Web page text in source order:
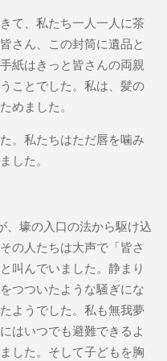
て、私たち一人一人に茶
さん、この封筒に遺品と
紙はきっと皆さんの両親
ことでした。私は、髪の
めました。
。私たちはただ唇を噛み
した。
壕の入口の法から駆け込
の人たちは大声で「皆さ
叫んでいました。静まり
つついたような騒ぎにな
ようでした。私も無我夢
はいつでも避難できるよ
した。そして子どもを胸